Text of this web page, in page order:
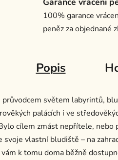
100% garance
peněz za objednané
Popis
světem labyrintů,
palácích i ve
cílem zmást nepřítele,
vlastní bludiště – na
k tomu doma běžně